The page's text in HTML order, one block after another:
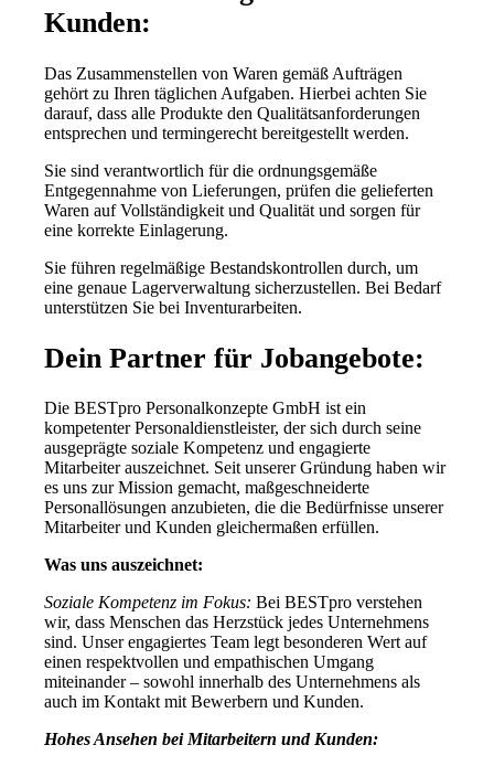
Kunden:
Das Zusammenstellen von Waren gemäß Aufträgen
gehört zu Ihren täglichen Aufgaben. Hierbei achten Sie
darauf, dass alle Produkte den Qualitätsanforderungen
entsprechen und termingerecht bereitgestellt werden.
Sie sind verantwortlich für die ordnungsgemäße
Entgegennahme von Lieferungen, prüfen die gelieferten
Waren auf Vollständigkeit und Qualität und sorgen für
eine korrekte Einlagerung.
Sie führen regelmäßige Bestandskontrollen durch, um
eine genaue Lagerverwaltung sicherzustellen. Bei Bedarf
unterstützen Sie bei Inventurarbeiten.
Dein Partner für Jobangebote:
Die BESTpro Personalkonzepte GmbH ist ein
kompetenter Personaldienstleister, der sich durch seine
ausgeprägte soziale Kompetenz und engagierte
Mitarbeiter auszeichnet. Seit unserer Gründung haben wir
es uns zur Mission gemacht, maßgeschneiderte
Personallösungen anzubieten, die die Bedürfnisse unserer
Mitarbeiter und Kunden gleichermaßen erfüllen.
Was uns auszeichnet:
Soziale Kompetenz im Fokus: Bei BESTpro verstehen
wir, dass Menschen das Herzstück jedes Unternehmens
sind. Unser engagiertes Team legt besonderen Wert auf
einen respektvollen und empathischen Umgang
miteinander – sowohl innerhalb des Unternehmens als
auch im Kontakt mit Bewerbern und Kunden.
Hohes Ansehen bei Mitarbeitern und Kunden: